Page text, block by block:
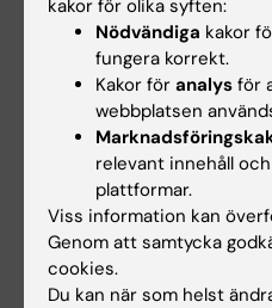
Proteomics
Small Molecule
Facility (KI-SMMS)
X-ray Irradiation
ANA Futura &
Korta fakta
Biomedicum består av
kakor för olika syften:
Nödvändiga kakor
fungera korrekt.
Kakor för analys för
webbplatsen
relevant innehåll
plattformar.
Viss information kan
Genom att samtycka
cookies.
Du kan när som helst